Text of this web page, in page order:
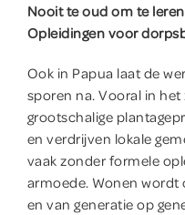
Nooit te oud om te
Opleidingen voor
Ook in Papua laat de
sporen na. Vooral in
grootschalige
en verdrijven lokale
vaak zonder formele
armoede. Wonen
en van generatie op